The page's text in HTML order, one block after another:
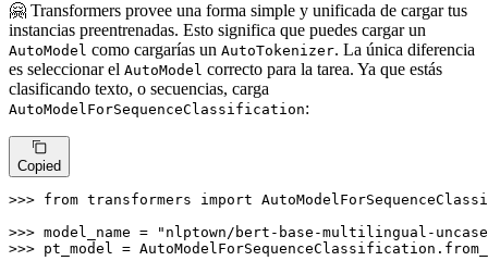
🤗 Transformers provee una forma simple y unificada de cargar tus
instancias preentrenadas. Esto significa que puedes cargar un
AutoModel como cargarías un AutoTokenizer. La única diferencia
es seleccionar el AutoModel correcto para la tarea. Ya que estás
clasificando texto, o secuencias, carga
AutoModelForSequenceClassification:
Copied
>>> from transformers import
>>> model_name =
"nlptown/bert-base-multilingual-
>>> pt_model =